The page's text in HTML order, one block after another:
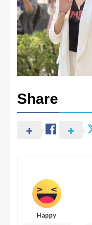
Share
Happy